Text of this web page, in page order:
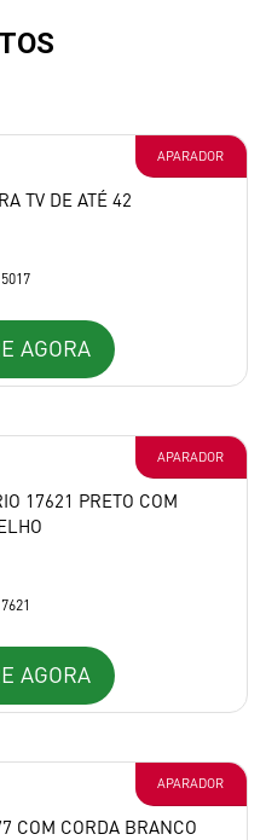
APARADOR
TV DE ATÉ 42
AGORA
APARADOR
17621 PRETO COM
AGORA
APARADOR
COM CORDA BRANCO